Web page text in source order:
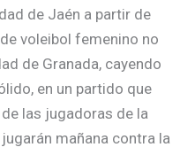
de Jaén a partir de
voleibol femenino no
de Granada, cayendo
en un partido que
las jugadoras de la
mañana contra la